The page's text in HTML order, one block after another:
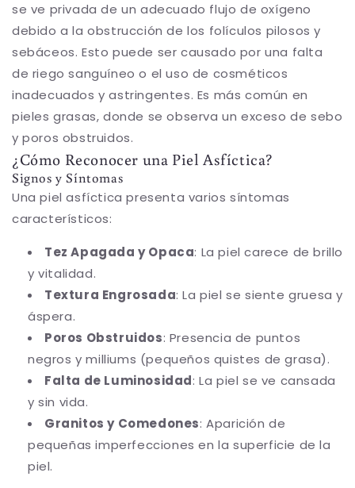
se ve privada de un adecuado flujo de oxígeno
debido a la obstrucción de los folículos pilosos y
sebáceos. Esto puede ser causado por una falta
de riego sanguíneo o el uso de cosméticos
inadecuados y astringentes. Es más común en
pieles grasas, donde se observa un exceso de sebo
y poros obstruidos.
¿Cómo Reconocer una Piel Asfíctica?
Signos y Síntomas
Una piel asfíctica presenta varios síntomas
característicos:
Tez Apagada y Opaca: La piel carece de brillo
y vitalidad.
Textura Engrosada: La piel se siente gruesa y
áspera.
Poros Obstruidos: Presencia de puntos
negros y milliums (pequeños quistes de grasa).
Falta de Luminosidad: La piel se ve cansada
y sin vida.
Granitos y Comedones: Aparición de
pequeñas imperfecciones en la superficie de la
piel.